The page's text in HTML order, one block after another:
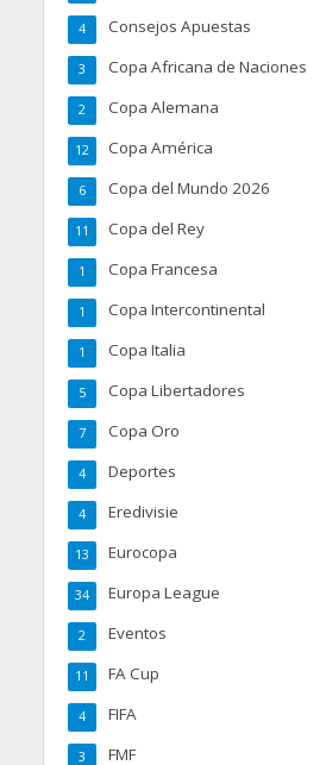
Consejos Apuestas
4
Copa Africana de Naciones
3
Copa Alemana
2
Copa América
12
Copa del Mundo 2026
6
Copa del Rey
11
Copa Francesa
1
Copa Intercontinental
1
Copa Italia
1
Copa Libertadores
5
Copa Oro
7
Deportes
4
Eredivisie
4
Eurocopa
13
Europa League
34
Eventos
2
FA Cup
11
FIFA
4
FMF
3